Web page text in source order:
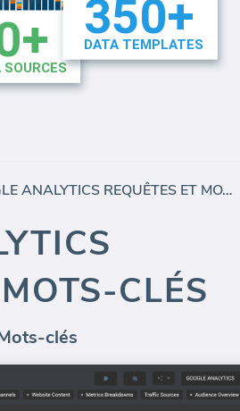
GOOGLE ANALYTICS REQUÊTES ET MOTS-CLÉS
CLÉS
clés